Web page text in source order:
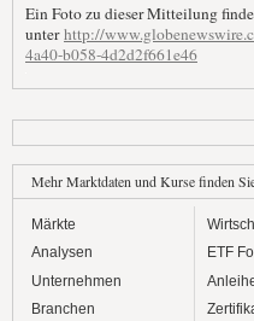
Ein Foto zu dieser Mitteilung
unterhttp://
4a40-b058-4d2d2f661e46
Mehr Marktdaten und Kurse finden
Märkte
Analysen
Unternehmen
Branchen
ETF